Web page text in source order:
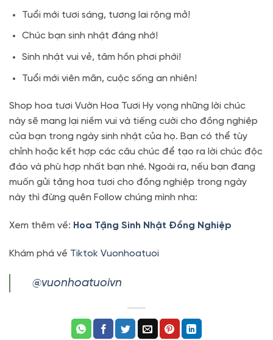
Tuổi mới tươi sáng, tương lai rộng mở!
Chúc bạn sinh nhật đáng nhớ!
Sinh nhật vui vẻ, tâm hồn phơi phới!
Tuổi mới viên mãn, cuộc sống an nhiên!
Shop hoa tươi Vườn Hoa Tươi Hy vọng những lời chúc
này sẽ mang lại niềm vui và tiếng cười cho đồng nghiệp
của bạn trong ngày sinh nhật của họ. Bạn có thể tùy
chỉnh hoặc kết hợp các câu chúc để tạo ra lời chúc độc
đáo và phù hợp nhất bạn nhé. Ngoài ra, nếu bạn đang
muốn gửi tặng hoa tươi cho đồng nghiệp trong ngày
này thì đừng quên Follow chúng mình nha:
Xem thêm về: Hoa Tặng Sinh Nhật Đồng Nghiệp
Khám phá về Tiktok Vuonhoatuoi
@vuonhoatuoivn